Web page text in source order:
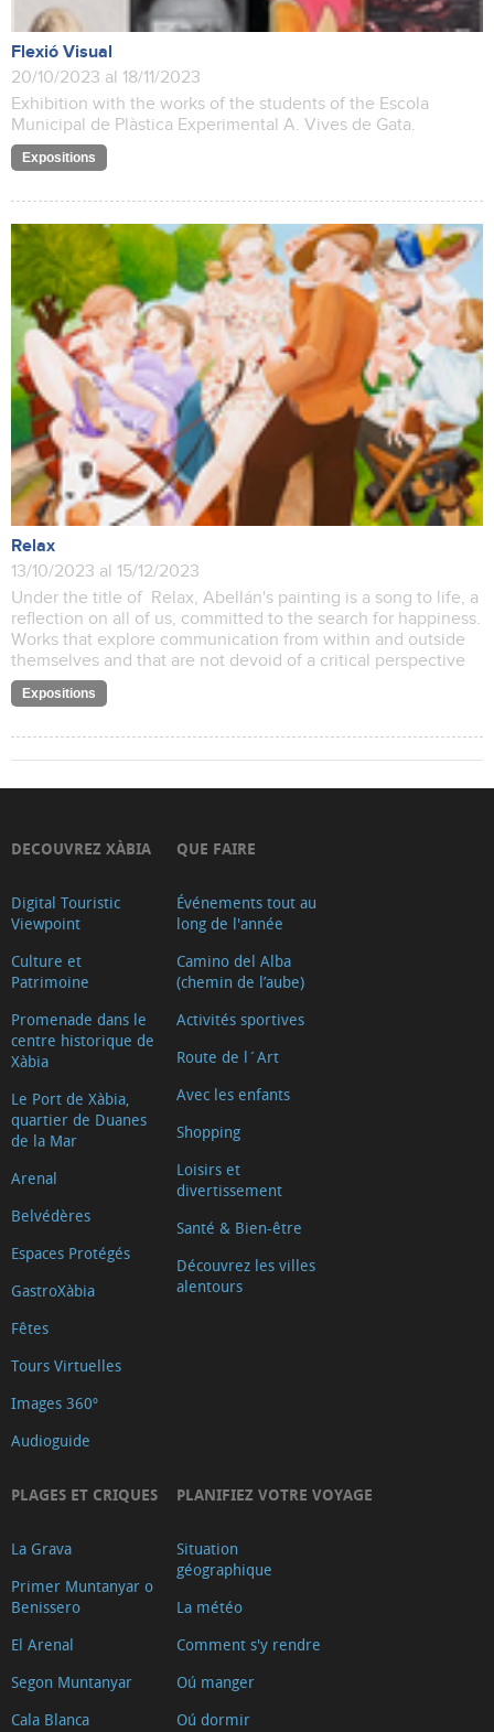
Flexió Visual
20/10/2023 al 18/11/2023
Exhibition with the works of the students of the Escola
Municipal de Plàstica Experimental A. Vives de Gata.
Expositions
Relax
13/10/2023 al 15/12/2023
Under the title of Relax, Abellán's painting is a song to life, a
reflection on all of us, committed to the search for happiness.
Works that explore communication from within and outside
themselves and that are not devoid of a critical perspective
Expositions
DECOUVREZ XÀBIA
Digital Touristic
Viewpoint
Culture et
Patrimoine
Promenade dans le
centre historique de
Xàbia
Le Port de Xàbia,
quartier de Duanes
de la Mar
Arenal
Belvédères
Espaces Protégés
GastroXàbia
Fêtes
Tours Virtuelles
Images 360º
Audioguide
QUE FAIRE
Événements tout au
long de l'année
Camino del Alba
(chemin de l’aube)
Activités sportives
Route de l´Art
Avec les enfants
Shopping
Loisirs et
divertissement
Santé & Bien-être
Découvrez les villes
alentours
PLAGES ET CRIQUES
La Grava
Primer Muntanyar o
Benissero
El Arenal
Segon Muntanyar
Cala Blanca
PLANIFIEZ VOTRE VOYAGE
Situation
géographique
La météo
Comment s'y rendre
Oú manger
Oú dormir